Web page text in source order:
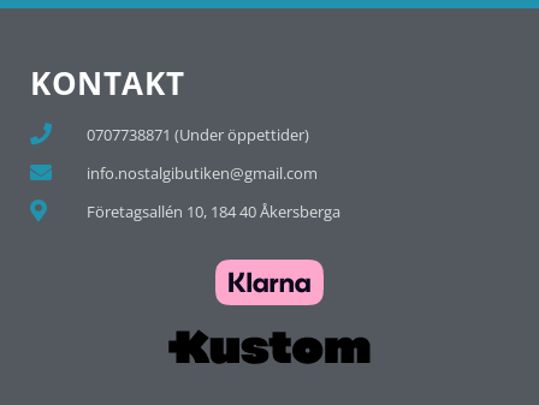
KONTAKT
0707738871 (Under öppettider)
info.nostalgibutiken@gmail.com
Företagsallén 10, 184 40 Åkersberga